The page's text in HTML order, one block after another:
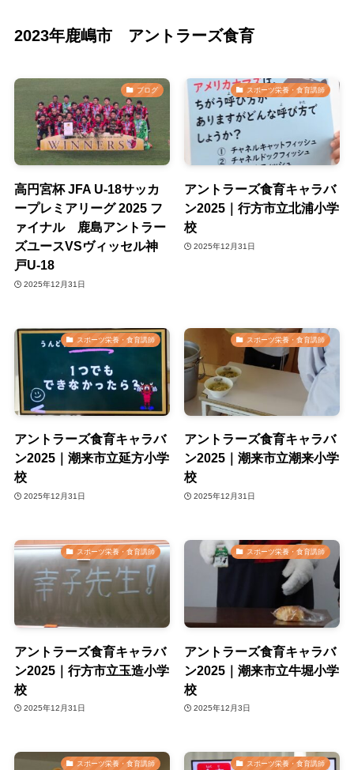
2023年鹿嶋市 アントラーズ食育
ブログ
高円宮杯 JFA U-18サッカ
ープレミアリーグ 2025 フ
ァイナル 鹿島アントラー
ズユースVSヴィッセル神
戸U-18
2025年12月31日
スポーツ栄養・食育講師
アントラーズ食育キャラバ
ン2025｜行方市立北浦小学
校
2025年12月31日
スポーツ栄養・食育講師
アントラーズ食育キャラバ
ン2025｜潮来市立延方小学
校
2025年12月31日
スポーツ栄養・食育講師
アントラーズ食育キャラバ
ン2025｜潮来市立潮来小学
校
2025年12月31日
スポーツ栄養・食育講師
アントラーズ食育キャラバ
ン2025｜行方市立玉造小学
校
2025年12月31日
スポーツ栄養・食育講師
アントラーズ食育キャラバ
ン2025｜潮来市立牛堀小学
校
2025年12月3日
スポーツ栄養・食育講師 スポーツ栄養・食育講師